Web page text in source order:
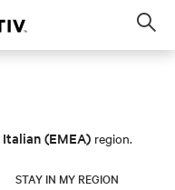
Italian (EMEA) region.
STAY IN MY REGION